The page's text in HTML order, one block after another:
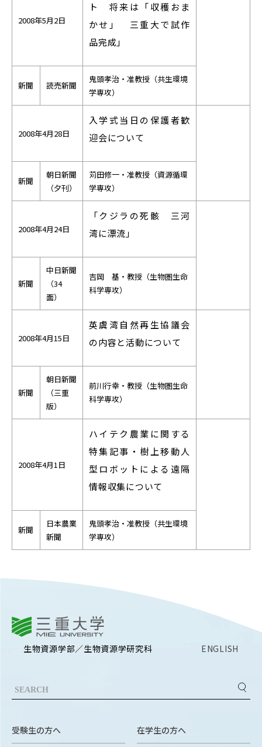
2008年5月2日
ト 将来は「収穫おま
かせ」 三重大で試作
品完成」
新聞 読売新聞
鬼頭孝治・准教授（共生環境
学専攻）
2008年4月28日
入学式当日の保護者歓
迎会について
新聞
朝日新聞
（夕刊）
苅田修一・准教授（資源循環
学専攻）
2008年4月24日
「クジラの死骸 三河
湾に漂流」
新聞
中日新聞
（34
面）
吉岡 基・教授（生物圏生命
科学専攻）
2008年4月15日
英虞湾自然再生協議会
の内容と活動について
新聞
朝日新聞
（三重
版）
前川行幸・教授（生物圏生命
科学専攻）
2008年4月1日
ハイテク農業に関する
特集記事・樹上移動人
型ロボットによる遠隔
情報収集について
新聞
日本農業
新聞
鬼頭孝治・准教授（共生環境
学専攻）
生物資源学部／生物資源学研究科 ENGLISH
受験生の方へ 在学生の方へ